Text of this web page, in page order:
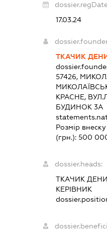
17.03.24
ТКАЧИК
57426,
КРАСНЕ,
БУДИНОК 3А
Розмір
(грн.):500
dossier.heads:
ТКАЧИК
КЕРІВНИК